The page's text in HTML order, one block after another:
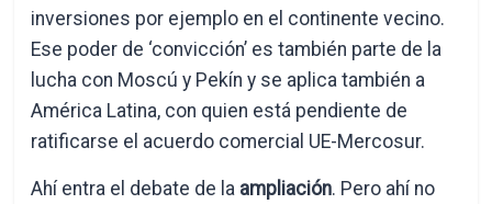
inversiones por ejemplo en el continente vecino.
Ese poder de ‘convicción’ es también parte de la
lucha con Moscú y Pekín y se aplica también a
América Latina, con quien está pendiente de
ratificarse el acuerdo comercial UE-Mercosur.
Ahí entra el debate de la ampliación. Pero ahí no